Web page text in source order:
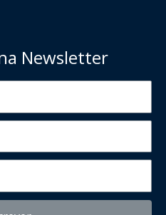
Newsletter